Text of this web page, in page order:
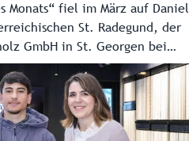
Monats“ fiel im März auf Daniel
St. Radegund, der
GmbH in St. Georgen bei
macht. Land Salzburg und
küren seit 2024 gemeinsam